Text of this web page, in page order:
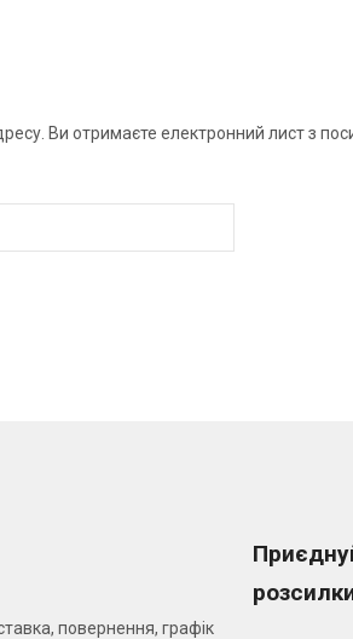
Ви отримаєте електронний лист з
повернення, графік